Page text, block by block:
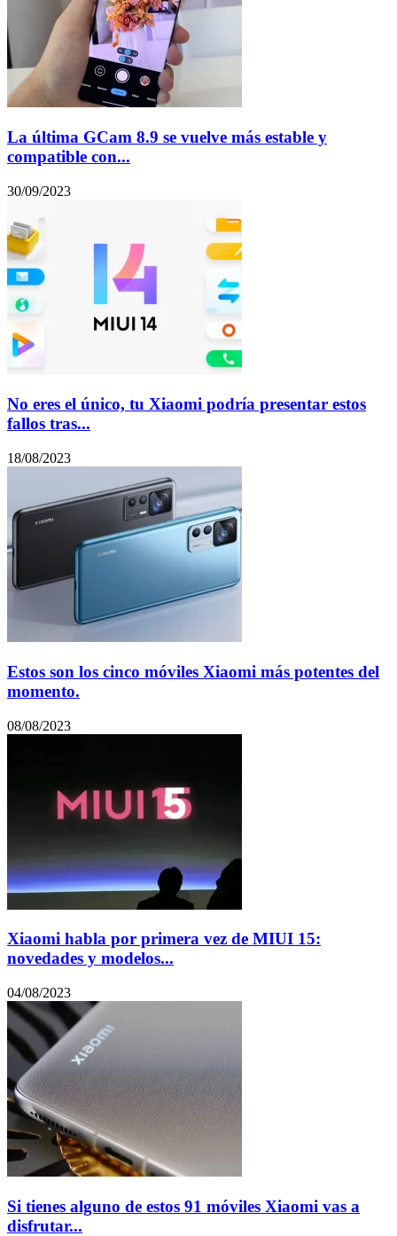
La última GCam 8.9 se vuelve más estable y
compatible con...
30/09/2023
No eres el único, tu Xiaomi podría presentar estos
fallos tras...
18/08/2023
Estos son los cinco móviles Xiaomi más potentes del
momento.
08/08/2023
Xiaomi habla por primera vez de MIUI 15:
novedades y modelos...
04/08/2023
Si tienes alguno de estos 91 móviles Xiaomi vas a
disfrutar...